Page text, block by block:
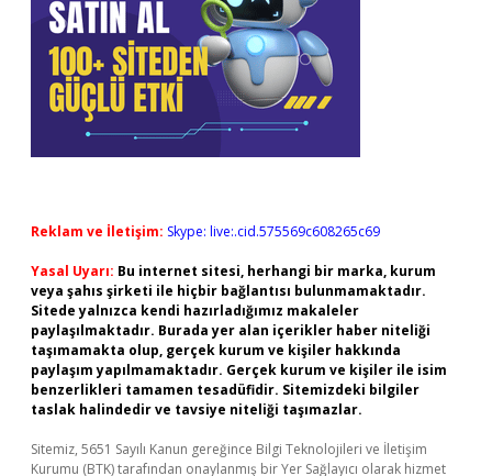
Reklam ve İletişim: Skype: live:.cid.575569c608265c69
Yasal Uyarı: Bu internet sitesi, herhangi bir marka, kurum
veya şahıs şirketi ile hiçbir bağlantısı bulunmamaktadır.
Sitede yalnızca kendi hazırladığımız makaleler
paylaşılmaktadır. Burada yer alan içerikler haber niteliği
taşımamakta olup, gerçek kurum ve kişiler hakkında
paylaşım yapılmamaktadır. Gerçek kurum ve kişiler ile isim
benzerlikleri tamamen tesadüfidir. Sitemizdeki bilgiler
taslak halindedir ve tavsiye niteliği taşımazlar.
Sitemiz, 5651 Sayılı Kanun gereğince Bilgi Teknolojileri ve İletişim
Kurumu (BTK) tarafından onaylanmış bir Yer Sağlayıcı olarak hizmet